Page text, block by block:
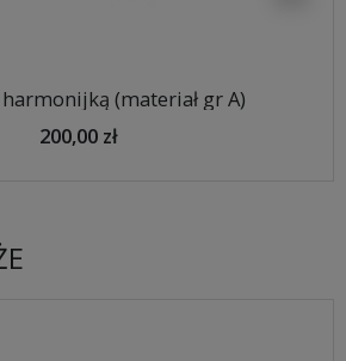
harmonijką (materiał gr A)
200,00 zł